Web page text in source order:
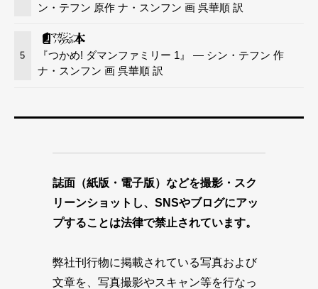
ン・テフン 原作 ナ・スンフン 画 呉華順 訳
5
『つかめ! ダマンファミリー 1』 — シン・テフン 作
ナ・スンフン 画 呉華順 訳
誌面（紙版・電子版）などを撮影・スク
リーンショットし、SNSやブログにアッ
プすることは法律で禁止されています。
弊社刊行物に掲載されている写真および
文章を、写真撮影やスキャン等を行なっ